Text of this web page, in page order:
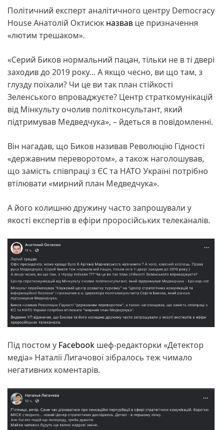
Політичний експерт аналітичного центру Democracy
House Анатолій Октисюк назвав це призначення
«лютим трешаком».
«Серий Биков нормальний пацан, тільки не в ті двері
заходив до 2019 року… А якщо чесно, ви що там, з
глузду поїхали? Чи це ви так план стійкості
Зеленського впроваджуєте? Центр страткомунікацій
від Мінкульту очолив політконсультант, який
підтримував Медведчука», – йдеться в повідомленні.
Він нагадав, що Биков називав Революцію Гідності
«державним переворотом», а також наголошував,
що замість співпраці з ЄС та НАТО Україні потрібно
втілювати «мирний план Медведчука».
А його колишню дружину часто запрошували у
якості експертів в ефіри проросійських телеканалів.
Під постом у Facebook шеф-редакторки «Детектор
медіа» Наталії Лигачової зібралось теж чимало
негативних коментарів.